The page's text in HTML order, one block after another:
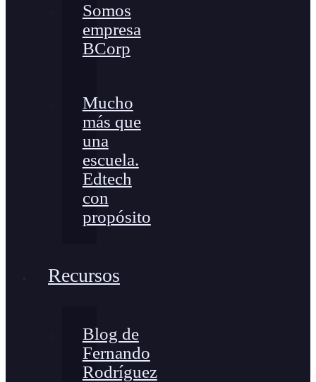
Somos
empresa
BCorp
Mucho
más que
una
escuela.
Edtech
con
propósito
Recursos
Blog de
Fernando
Rodríguez